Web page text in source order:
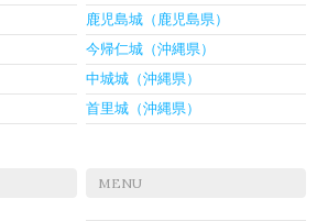
鹿児島城（鹿児島県）
今帰仁城（沖縄県）
中城城（沖縄県）
首里城（沖縄県）
MENU